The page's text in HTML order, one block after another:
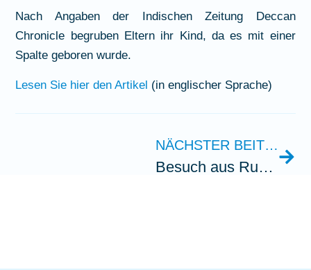
Nach Angaben der Indischen Zeitung Deccan
Chronicle begruben Eltern ihr Kind, da es mit einer
Spalte geboren wurde.
Lesen Sie hier den Artikel (in englischer Sprache)
NÄCHSTER BEITRAG
Besuch aus Rumänien